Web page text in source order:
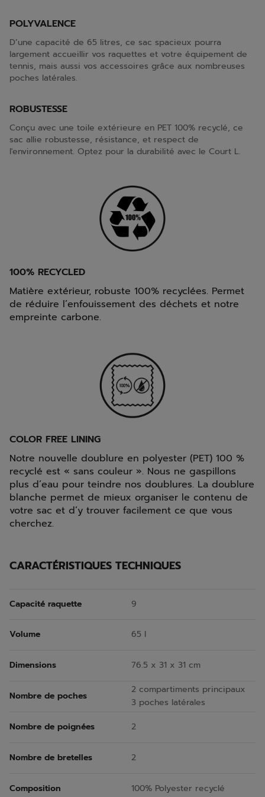
POLYVALENCE
D’une capacité de 65 litres, ce sac spacieux pourra
largement accueillir vos raquettes et votre équipement de
tennis, mais aussi vos accessoires grâce aux nombreuses
poches latérales.
ROBUSTESSE
Conçu avec une toile extérieure en PET 100% recyclé, ce
sac allie robustesse, résistance, et respect de
l'environnement. Optez pour la durabilité avec le Court L.
100% RECYCLED
Matière extérieur, robuste 100% recyclées. Permet
de réduire l’enfouissement des déchets et notre
empreinte carbone.
COLOR FREE LINING
Notre nouvelle doublure en polyester (PET) 100 %
recyclé est « sans couleur ». Nous ne gaspillons
plus d’eau pour teindre nos doublures. La doublure
blanche permet de mieux organiser le contenu de
votre sac et d’y trouver facilement ce que vous
cherchez.
CARACTÉRISTIQUES TECHNIQUES
Capacité raquette 9
Volume 65 l
Dimensions 76.5 x 31 x 31 cm
Nombre de poches
2 compartiments principaux
3 poches latérales
Nombre de poignées
2
Nombre de bretelles 2
Composition 100% Polyester recyclé